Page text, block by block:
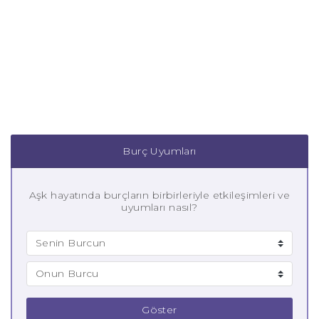
Burç Uyumları
Aşk hayatında burçların birbirleriyle etkileşimleri ve
uyumları nasıl?
Göster